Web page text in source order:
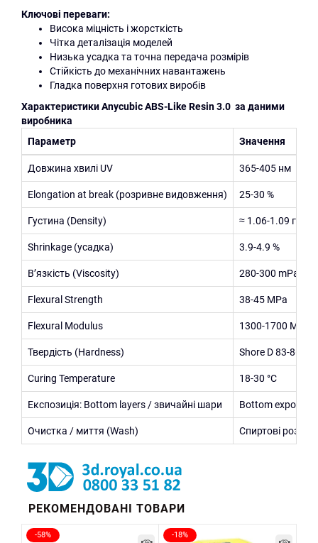
Ключові переваги:
Висока міцність і жорсткість
Чітка деталізація моделей
Низька усадка та точна передача розмірів
Стійкість до механічних навантажень
Гладка поверхня готових виробів
Характеристики Anycubic ABS-Like Resin3.0 за даними
виробника
Параметр
Значення
Довжина хвилі UV 365-405 нм
Elongation at break (розривне видовження) 25-30 %
Густина (Density) ≈ 1.06-1.09 г/см³
Shrinkage (усадка) 3.9-4.9 %
В’язкість (Viscosity) 280-300 mPa·s
Flexural Strength 38-45 MPa
Flexural Modulus 1300-1700 MPa
Твердість (Hardness) Shore D 83-86
Curing Temperature 18-30 °C
Експозиція: Bottom layers / звичайні шари Bottom exposure
Очистка / миття (Wash) Спиртові
РЕКОМЕНДОВАНІ ТОВАРИ
-58% -18%